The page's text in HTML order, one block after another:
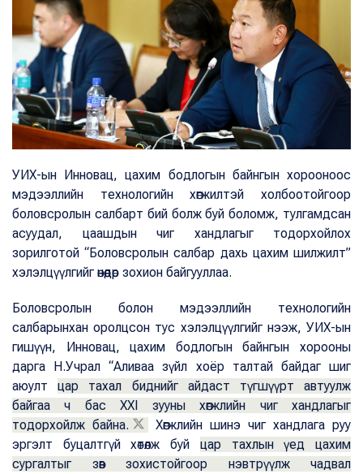
УИХ-ын Инновац, цахим бодлогын байнгын хорооноос
мэдээллийн технологийн хөгжилтэй холбоотойгоор
боловсролын салбарт бий болж буй боломж, тулгамдсан
асуудал, цаашдын чиг хандлагыг тодорхойлох
зорилготой “Боловсролын салбар дахь цахим шилжилт”
хэлэлцүүлгийг өнөөдөр зохион байгууллаа.
Боловсролын болон мэдээллийн технологийн
салбарынхан оролцсон тус хэлэлцүүлгийг нээж, УИХ-ын
гишүүн, Инновац, цахим бодлогын байнгын хорооны
дарга Н.Учрал “Аливаа зүйл хоёр талтай байдаг шиг
аюултцар тахал биднийг айдаст түгшүүрт автуулж
байгаа ч бас XXI зууны хөгжлийн чиг хандлагыг
тодорхойлж байна.
Хөгжлийн шинэ чиг хандлага руу
эргэлт буцалтгүй хөтөлж буй цар тахлын үед цахим
сургалтыг зөв зохистойгоор нэвтрүүлж чадвал